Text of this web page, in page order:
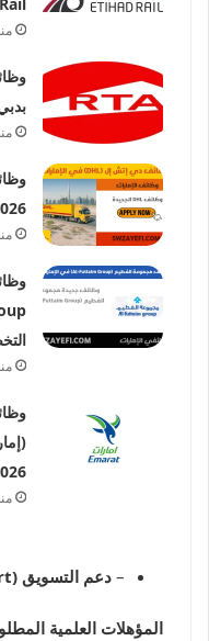
منذ 5
منذ 5
2026 في مختلف
منذ
منذ
– دعم التسويق (Marketing Support)
المؤهلات العلمية